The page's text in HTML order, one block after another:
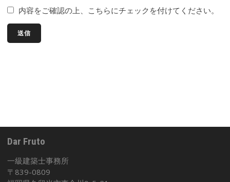
内容をご確認の上、こちらにチェックを付けてください。
Dar Fruto
一級建築士事務所
〒839-0809